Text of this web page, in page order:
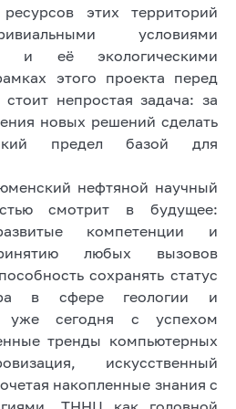
этих территорий
условиями
и её экологическими
этого проекта перед
непростая задача: за
новых решений сделать
предел базой для
нефтяной научный
смотрит в будущее:
компетенции и
любых вызовов
сохранять статус
в сфере геологии и
уже сегодня с успехом
тренды компьютерных
искусственный
накопленные знания с